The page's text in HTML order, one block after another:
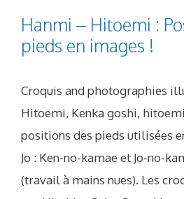
Hanmi – Hitoemi :
pieds en images !
Croquis and photographies
Hitoemi, Kenka goshi,
positions des pieds utilisées
Jo : Ken-no-kamae et Jo-no-
(travail à mains nues). Les